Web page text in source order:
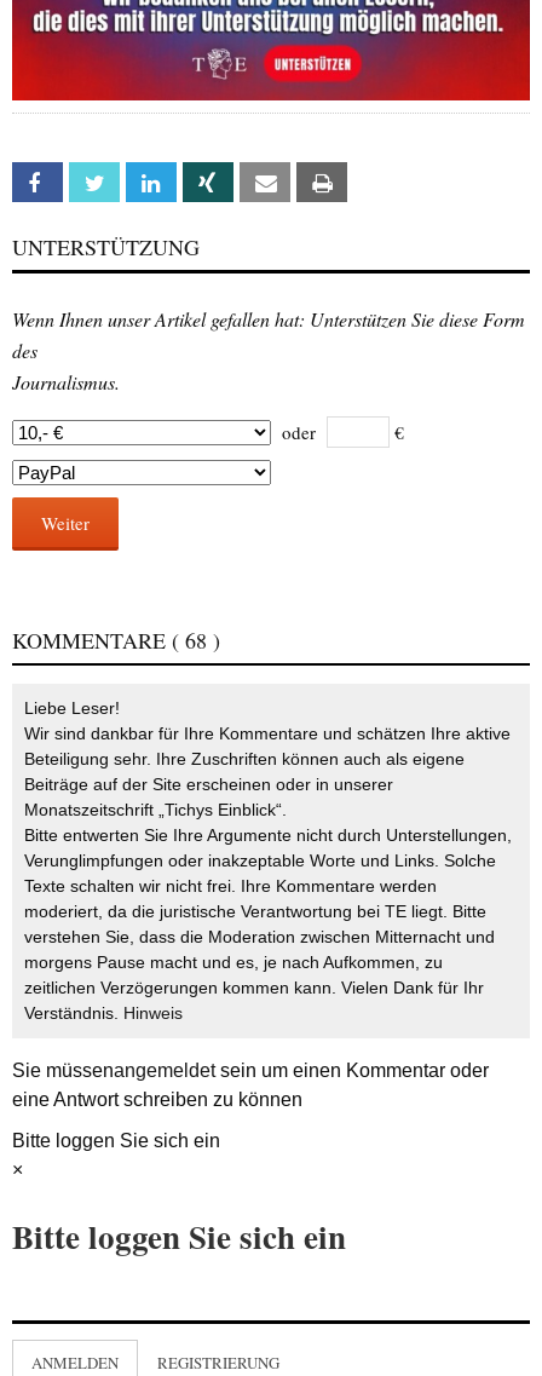
Facebook Twitter Linkedin Xing Email
UNTERSTÜTZUNG
Wenn Ihnen unser Artikel gefallen hat: Unterstützen Sie diese Form
des
Journalismus.
oder €
Weiter
KOMMENTARE ( 68 )
Liebe Leser!
Wir sind dankbar für Ihre Kommentare und schätzen Ihre aktive
Beteiligung sehr. Ihre Zuschriften können auch als eigene
Beiträge auf der Site erscheinen oder in unserer
Monatszeitschrift „Tichys Einblick“.
Bitte entwerten Sie Ihre Argumente nicht durch Unterstellungen,
Verunglimpfungen oder inakzeptable Worte und Links. Solche
Texte schalten wir nicht frei. Ihre Kommentare werden
moderiert, da die juristische Verantwortung bei TE liegt. Bitte
verstehen Sie, dass die Moderation zwischen Mitternacht und
morgens Pause macht und es, je nach Aufkommen, zu
zeitlichen Verzögerungen kommen kann. Vielen Dank für Ihr
Verständnis. Hinweis
Sie müssenangemeldetsein um einen Kommentar oder
eine Antwort schreiben zu können
Bitte loggen Sie sich ein
×
Bitte loggen Sie sich ein
ANMELDEN REGISTRIERUNG